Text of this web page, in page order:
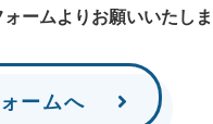
ームよりお願いいたし
ームへ